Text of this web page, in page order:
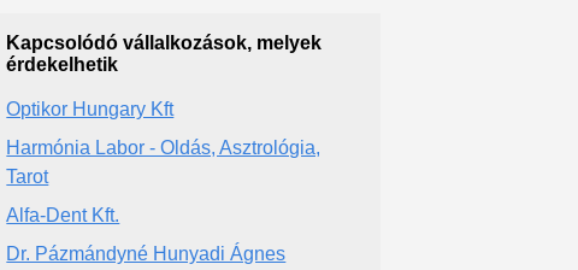
Kapcsolódó vállalkozások, melyek
érdekelhetik
Optikor Hungary Kft
Harmónia Labor - Oldás, Asztrológia,
Tarot
Alfa-Dent Kft.
Dr. Pázmándyné Hunyadi Ágnes